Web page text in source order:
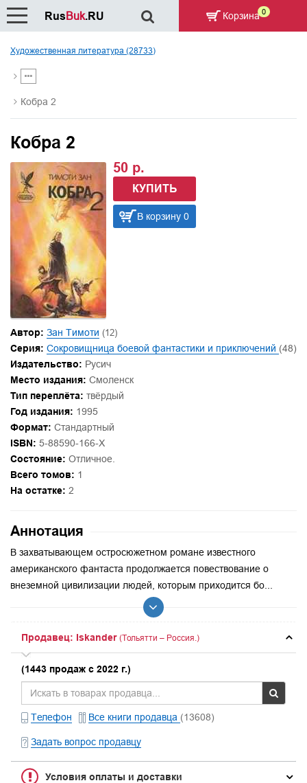
Художественная литература (28733)
Кобра 2
Кобра 2
50 р.
КУПИТЬ
В корзину 0
Автор: Зан Тимоти (12)
Серия: Сокровищница боевой фантастики и приключений (48)
Издательство: Русич
Место издания: Смоленск
Тип переплёта: твёрдый
Год издания: 1995
Формат: Стандартный
ISBN: 5-88590-166-X
Состояние: Отличное.
Всего томов: 1
На остатке: 2
Аннотация
В захватывающем остросюжетном романе известного
американского фантаста продолжается повествование о
внеземной цивилизации людей, которым приходится бо...
Продавец: Iskander (Тольятти – Россия.)
(1443 продаж с 2022 г.)
Телефон Все книги продавца (13608)
Задать вопрос продавцу
Условия оплаты и доставки
RusBuk.RU Корзина 0